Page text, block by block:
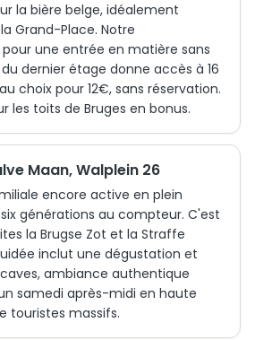
la bière belge, idéalement
Grand-Place. Notre
une entrée en matière sans
dernier étage donne accès à 16
choix pour 12€, sans réservation.
les toits de Bruges en bonus.
Maan, Walplein 26
encore active en plein
générations au compteur. C'est
la Brugse Zot et la Straffe
inclut une dégustation et
ambiance authentique
samedi après-midi en haute
touristes massifs.